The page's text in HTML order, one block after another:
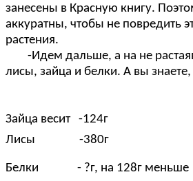
занесены в Красную книгу.
аккуратны, чтобы не повредить
растения.
-Идем дальше, а на не
лисы, зайца и белки. А вы
Зайца весит -124г
Лисы -
Белки - ?г, на 128г меньше